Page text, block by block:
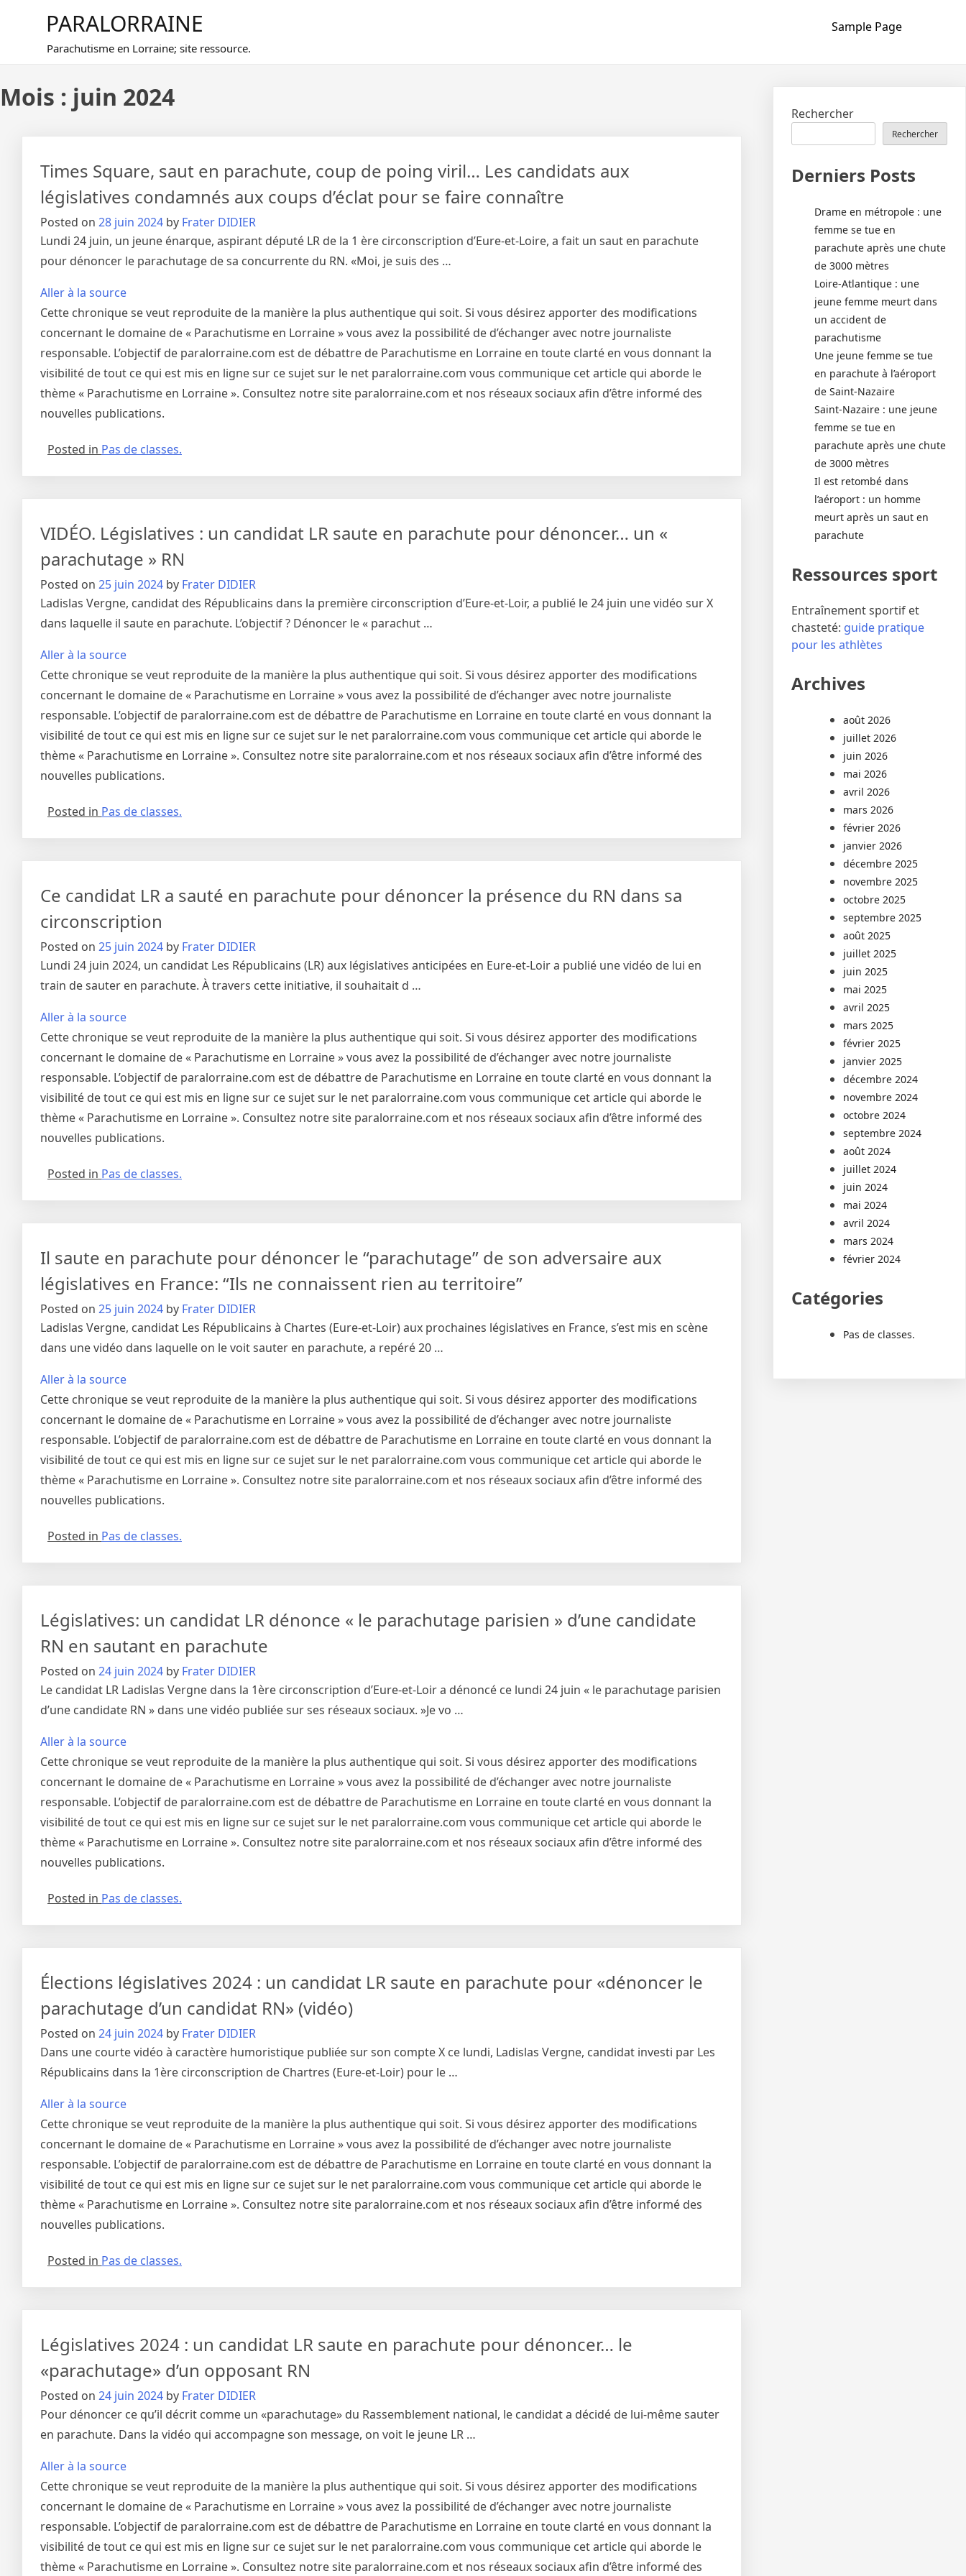
PARALORRAINE
Parachutisme en Lorraine; site ressource.
Sample Page
Mois : juin 2024
Times Square, saut en parachute, coup de poing viril… Les candidats aux
législatives condamnés aux coups d’éclat pour se faire connaître
Posted on 28 juin 2024 by Frater DIDIER
Lundi 24 juin, un jeune énarque, aspirant député LR de la 1 ère circonscription d’Eure-et-Loire, a fait un saut en parachute
pour dénoncer le parachutage de sa concurrente du RN. «Moi, je suis des …
Aller à la source
Cette chronique se veut reproduite de la manière la plus authentique qui soit. Si vous désirez apporter des modifications
concernant le domaine de « Parachutisme en Lorraine » vous avez la possibilité de d’échanger avec notre journaliste
responsable. L’objectif de paralorraine.com est de débattre de Parachutisme en Lorraine en toute clarté en vous donnant la
visibilité de tout ce qui est mis en ligne sur ce sujet sur le net paralorraine.com vous communique cet article qui aborde le
thème « Parachutisme en Lorraine ». Consultez notre site paralorraine.com et nos réseaux sociaux afin d’être informé des
nouvelles publications.
Posted in Pas de classes.
VIDÉO. Législatives : un candidat LR saute en parachute pour dénoncer… un «
parachutage » RN
Posted on 25 juin 2024 by Frater DIDIER
Ladislas Vergne, candidat des Républicains dans la première circonscription d’Eure-et-Loir, a publié le 24 juin une vidéo sur X
dans laquelle il saute en parachute. L’objectif ? Dénoncer le « parachut …
Aller à la source
Cette chronique se veut reproduite de la manière la plus authentique qui soit. Si vous désirez apporter des modifications
concernant le domaine de « Parachutisme en Lorraine » vous avez la possibilité de d’échanger avec notre journaliste
responsable. L’objectif de paralorraine.com est de débattre de Parachutisme en Lorraine en toute clarté en vous donnant la
visibilité de tout ce qui est mis en ligne sur ce sujet sur le net paralorraine.com vous communique cet article qui aborde le
thème « Parachutisme en Lorraine ». Consultez notre site paralorraine.com et nos réseaux sociaux afin d’être informé des
nouvelles publications.
Posted in Pas de classes.
Ce candidat LR a sauté en parachute pour dénoncer la présence du RN dans sa
circonscription
Posted on 25 juin 2024 by Frater DIDIER
Lundi 24 juin 2024, un candidat Les Républicains (LR) aux législatives anticipées en Eure-et-Loir a publié une vidéo de lui en
train de sauter en parachute. À travers cette initiative, il souhaitait d …
Aller à la source
Cette chronique se veut reproduite de la manière la plus authentique qui soit. Si vous désirez apporter des modifications
concernant le domaine de « Parachutisme en Lorraine » vous avez la possibilité de d’échanger avec notre journaliste
responsable. L’objectif de paralorraine.com est de débattre de Parachutisme en Lorraine en toute clarté en vous donnant la
visibilité de tout ce qui est mis en ligne sur ce sujet sur le net paralorraine.com vous communique cet article qui aborde le
thème « Parachutisme en Lorraine ». Consultez notre site paralorraine.com et nos réseaux sociaux afin d’être informé des
nouvelles publications.
Posted in Pas de classes.
Il saute en parachute pour dénoncer le “parachutage” de son adversaire aux
législatives en France: “Ils ne connaissent rien au territoire”
Posted on 25 juin 2024 by Frater DIDIER
Ladislas Vergne, candidat Les Républicains à Chartes (Eure-et-Loir) aux prochaines législatives en France, s’est mis en scène
dans une vidéo dans laquelle on le voit sauter en parachute, a repéré 20 …
Aller à la source
Cette chronique se veut reproduite de la manière la plus authentique qui soit. Si vous désirez apporter des modifications
concernant le domaine de « Parachutisme en Lorraine » vous avez la possibilité de d’échanger avec notre journaliste
responsable. L’objectif de paralorraine.com est de débattre de Parachutisme en Lorraine en toute clarté en vous donnant la
visibilité de tout ce qui est mis en ligne sur ce sujet sur le net paralorraine.com vous communique cet article qui aborde le
thème « Parachutisme en Lorraine ». Consultez notre site paralorraine.com et nos réseaux sociaux afin d’être informé des
nouvelles publications.
Posted in Pas de classes.
Législatives: un candidat LR dénonce « le parachutage parisien » d’une candidate
RN en sautant en parachute
Posted on 24 juin 2024 by Frater DIDIER
Le candidat LR Ladislas Vergne dans la 1ère circonscription d’Eure-et-Loir a dénoncé ce lundi 24 juin « le parachutage parisien
d’une candidate RN » dans une vidéo publiée sur ses réseaux sociaux. »Je vo …
Aller à la source
Cette chronique se veut reproduite de la manière la plus authentique qui soit. Si vous désirez apporter des modifications
concernant le domaine de « Parachutisme en Lorraine » vous avez la possibilité de d’échanger avec notre journaliste
responsable. L’objectif de paralorraine.com est de débattre de Parachutisme en Lorraine en toute clarté en vous donnant la
visibilité de tout ce qui est mis en ligne sur ce sujet sur le net paralorraine.com vous communique cet article qui aborde le
thème « Parachutisme en Lorraine ». Consultez notre site paralorraine.com et nos réseaux sociaux afin d’être informé des
nouvelles publications.
Posted in Pas de classes.
Élections législatives 2024 : un candidat LR saute en parachute pour «dénoncer le
parachutage d’un candidat RN» (vidéo)
Posted on 24 juin 2024 by Frater DIDIER
Dans une courte vidéo à caractère humoristique publiée sur son compte X ce lundi, Ladislas Vergne, candidat investi par Les
Républicains dans la 1ère circonscription de Chartres (Eure-et-Loir) pour le …
Aller à la source
Cette chronique se veut reproduite de la manière la plus authentique qui soit. Si vous désirez apporter des modifications
concernant le domaine de « Parachutisme en Lorraine » vous avez la possibilité de d’échanger avec notre journaliste
responsable. L’objectif de paralorraine.com est de débattre de Parachutisme en Lorraine en toute clarté en vous donnant la
visibilité de tout ce qui est mis en ligne sur ce sujet sur le net paralorraine.com vous communique cet article qui aborde le
thème « Parachutisme en Lorraine ». Consultez notre site paralorraine.com et nos réseaux sociaux afin d’être informé des
nouvelles publications.
Posted in Pas de classes.
Législatives 2024 : un candidat LR saute en parachute pour dénoncer… le
«parachutage» d’un opposant RN
Posted on 24 juin 2024 by Frater DIDIER
Pour dénoncer ce qu’il décrit comme un «parachutage» du Rassemblement national, le candidat a décidé de lui-même sauter
en parachute. Dans la vidéo qui accompagne son message, on voit le jeune LR …
Aller à la source
Cette chronique se veut reproduite de la manière la plus authentique qui soit. Si vous désirez apporter des modifications
concernant le domaine de « Parachutisme en Lorraine » vous avez la possibilité de d’échanger avec notre journaliste
responsable. L’objectif de paralorraine.com est de débattre de Parachutisme en Lorraine en toute clarté en vous donnant la
visibilité de tout ce qui est mis en ligne sur ce sujet sur le net paralorraine.com vous communique cet article qui aborde le
thème « Parachutisme en Lorraine ». Consultez notre site paralorraine.com et nos réseaux sociaux afin d’être informé des
Rechercher
Rechercher
Derniers Posts
Drame en métropole : une
femme se tue en
parachute après une chute
de 3000 mètres
Loire-Atlantique : une
jeune femme meurt dans
un accident de
parachutisme
Une jeune femme se tue
en parachute à l’aéroport
de Saint-Nazaire
Saint-Nazaire : une jeune
femme se tue en
parachute après une chute
de 3000 mètres
Il est retombé dans
l’aéroport : un homme
meurt après un saut en
parachute
Ressources sport
Entraînement sportif et
chasteté: guide pratique
pour les athlètes
Archives
août 2026
juillet 2026
juin 2026
mai 2026
avril 2026
mars 2026
février 2026
janvier 2026
décembre 2025
novembre 2025
octobre 2025
septembre 2025
août 2025
juillet 2025
juin 2025
mai 2025
avril 2025
mars 2025
février 2025
janvier 2025
décembre 2024
novembre 2024
octobre 2024
septembre 2024
août 2024
juillet 2024
juin 2024
mai 2024
avril 2024
mars 2024
février 2024
Catégories
Pas de classes.